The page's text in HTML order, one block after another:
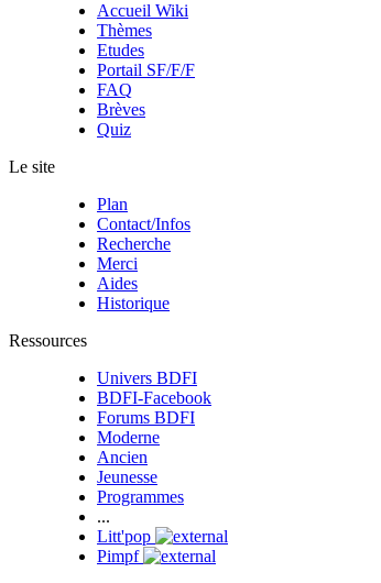
Accueil Wiki
Thèmes
Etudes
Portail SF/F/F
FAQ
Brèves
Quiz
Le site
Plan
Contact/Infos
Recherche
Merci
Aides
Historique
Ressources
Univers BDFI
BDFI-Facebook
Forums BDFI
Moderne
Ancien
Jeunesse
Programmes
...
Litt'pop
Pimpf